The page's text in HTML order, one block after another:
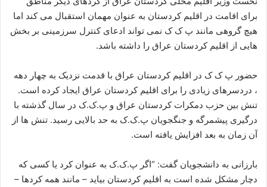
برای اقامت در اقلیم کردستان به عنوان مهمان استقبال می کند اما
هیچ گروهی مانند پ ک ک نمی تواند ادعای کنترل سرزمینی بر بخش
هایی از اقلیم کردستان عراق را داشته باشد.
حضور پ ک ک در اقلیم کردستان عراق با قدمت نزدیک به چهار دهه
، دردسرهای زیادی را برای اقلیم کردستان عراق ایجاد کرده است.
تنش بین حزب دمکرات کردستان عراق و پ.ک.ک در سال گذشته با
درگیری پیشمرگه و جنگجویان پ.ک.ک به حد بالایی رسید. تنش ها از
آن زمان به بعد افزایش یافته است.
بارزانی به دانشجویان گفت: “اگر پ.ک.ک به عنوان کرد یا کسی که
دچار مشکل شده است به اقلیم کردستان بیاید – مانند همه کردها –